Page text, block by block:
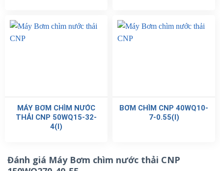
MÁY BƠM CHÌM NƯỚC
THẢI CNP 50WQ15-32-
4(I)
BƠM CHÌM CNP 40WQ10-
7-0.55(I)
Đánh giá Máy Bơm chìm nước thải CNP